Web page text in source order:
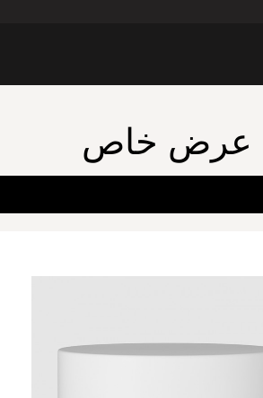
عرض خاص